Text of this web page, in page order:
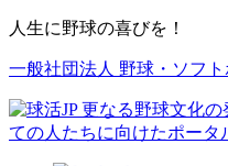
人生に野球の喜びを！
一般社団法人 野球・ソフ